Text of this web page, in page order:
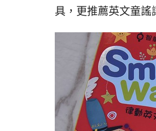
具，更推薦英文童謠